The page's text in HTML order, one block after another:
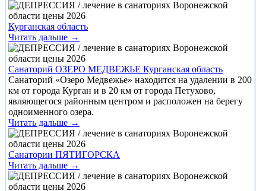
Курганская область
Читать дальше →
Санаторий ОЗЕРО МЕДВЕЖЬЕ Курганская область
Санаторий «Озеро Медвежье» находится на удалении в 200
км от города Курган и в 20 км от города Петухово,
являющегося районным центром и расположен на берегу
одноименного озера.
Читать дальше →
Санатории ПЯТИГОРСКА
Читать дальше →